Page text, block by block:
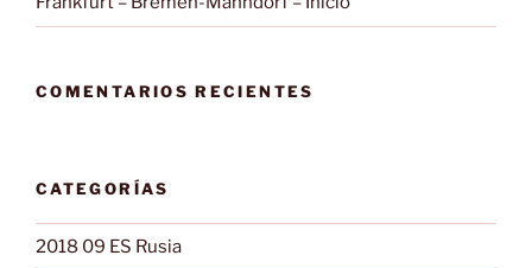
COMENTARIOS RECIENTES
CATEGORÍAS
2018 09 ES Rusia